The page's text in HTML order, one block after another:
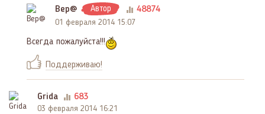
Вер@ Автор 48874
01 февраля 2014 15:07
Всегда пожалуйста!!!
Поддерживаю!
Grida 683
03 февраля 2014 16:21